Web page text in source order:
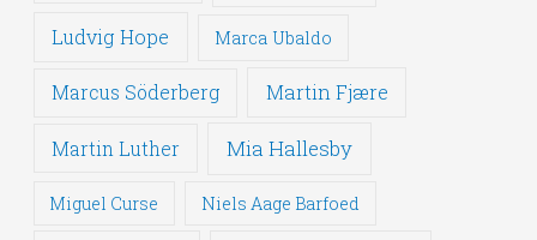
Ludvig Hope Marca Ubaldo
Marcus Söderberg Martin Fjære
Martin Luther Mia Hallesby
Miguel Curse Niels Aage Barfoed